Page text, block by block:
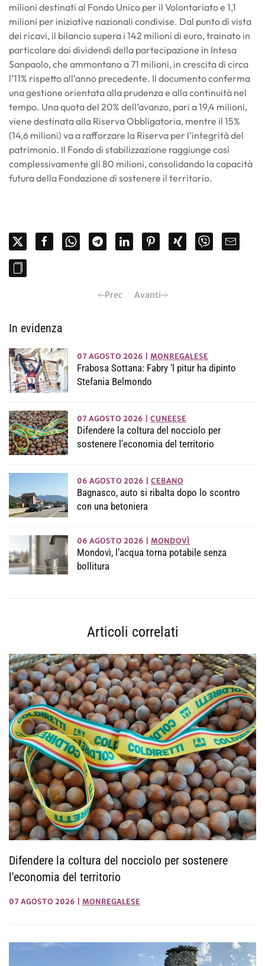
milioni destinati al Fondo Unico per il Volontariato e 1,1
milioni per iniziative nazionali condivise. Dal punto di vista
dei ricavi, il bilancio supera i 142 milioni di euro, trainato in
particolare dai dividendi della partecipazione in Intesa
Sanpaolo, che ammontano a 71 milioni, in crescita di circa
l’11% rispetto all’anno precedente. Il documento conferma
una gestione orientata alla prudenza e alla continuità nel
tempo. Una quota del 20% dell’avanzo, pari a 19,4 milioni,
viene destinata alla Riserva Obbligatoria, mentre il 15%
(14,6 milioni) va a rafforzare la Riserva per l’integrità del
patrimonio. Il Fondo di stabilizzazione raggiunge così
complessivamente gli 80 milioni, consolidando la capacità
futura della Fondazione di sostenere il territorio.
Prec Avanti
In evidenza
07 AGOSTO 2026 MONREGALESE
Frabosa Sottana: Fabry ‘l pitur ha dipinto
Stefania Belmondo
07 AGOSTO 2026 CUNEESE
Difendere la coltura del nocciolo per
sostenere l'economia del territorio
06 AGOSTO 2026 CEBANO
Bagnasco, auto si ribalta dopo lo scontro
con una betoniera
06 AGOSTO 2026 MONDOVÌ
Mondovì, l’acqua torna potabile senza
bollitura
Articoli correlati
Difendere la coltura del nocciolo per sostenere
l'economia del territorio
07 AGOSTO 2026 MONREGALESE